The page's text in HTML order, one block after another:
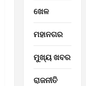
ଖେଳ
ମହାନଗର
ମୁଖ୍ୟ ଖବର
ରାଜନୀତି